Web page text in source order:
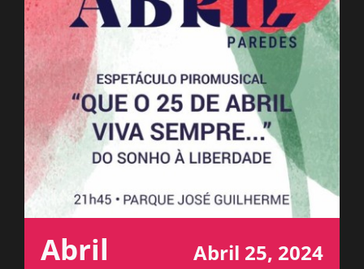
ESPAÇO OUVINTE
CONTACTOS
OUVIR
Abril Abril 25, 2024